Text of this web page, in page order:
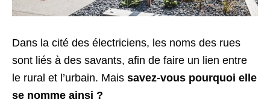
Dans la cité des électriciens, les noms des rues
sont liés à des savants, afin de faire un lien entre
le rural et l’urbain. Mais savez-vous pourquoi elle
se nomme ainsi ?